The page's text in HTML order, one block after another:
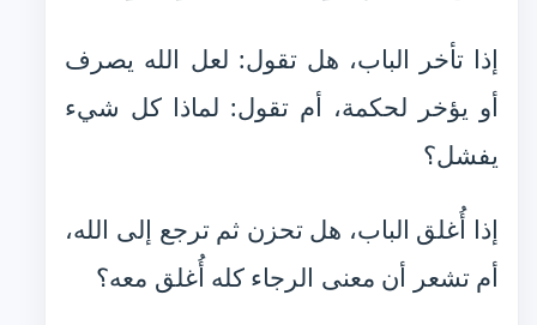
إذا تأخر الباب، هل تقول: لعل الله يصرف
أو يؤخر لحكمة، أم تقول: لماذا كل شيء
يفشل؟
إذا أُغلق الباب، هل تحزن ثم ترجع إلى الله،
أم تشعر أن معنى الرجاء كله أُغلق معه؟